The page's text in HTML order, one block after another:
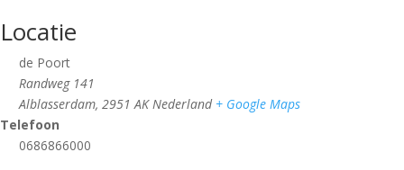
Locatie
de Poort
Randweg 141
Alblasserdam, 2951 AK Nederland + Google Maps
Telefoon
0686866000